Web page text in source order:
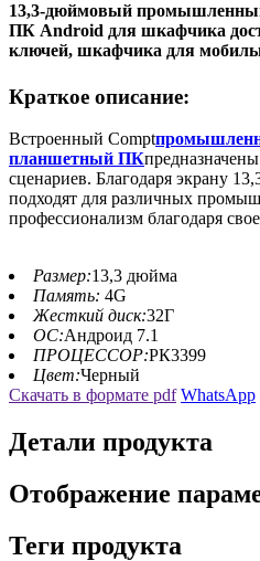
13,3-дюймовый
ПК Android для шкафчика
ключей, шкафчика для
Краткое описание:
Встроенный Compt
планшетный ПК
сценариев. Благодаря экрану
подходят для различных
профессионализм благодаря
Размер:13,3 дюйма
Память: 4G
Жесткий диск:32Г
ОС:Андроид 7.1
ПРОЦЕССОР:РК3399
Цвет:Черный
Скачать в формате pdf WhatsApp
Детали продукта
Отображение
Теги продукта